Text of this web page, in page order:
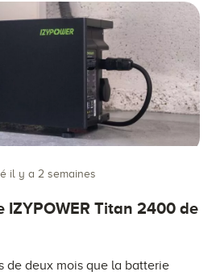
il y a 2 semaines
IZYPOWER Titan 2400 de
de deux mois que la batterie